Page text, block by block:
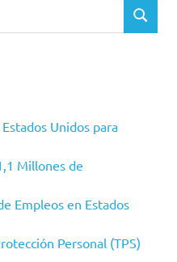
BUSCAR
Unidos para
Millones de
Empleos en Estados
Personal (TPS)